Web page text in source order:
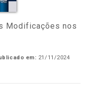
Modificações nos
em: 21/11/2024